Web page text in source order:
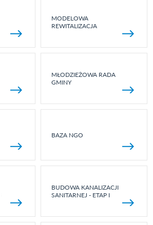
MODELOWA
REWITALIZACJA
MŁODZIEŻOWA RADA
GMINY
BAZA NGO
BUDOWA KANALIZACJI
SANITARNEJ - ETAP I